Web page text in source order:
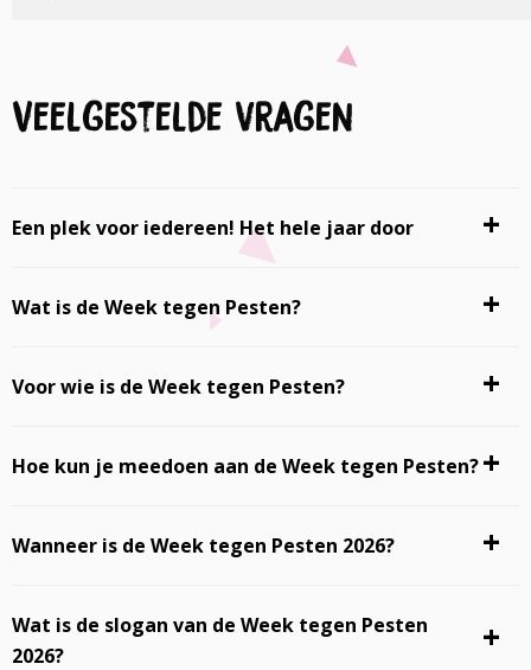
Veelgestelde vragen
Een plek voor iedereen! Het hele jaar door
Wat is de Week tegen Pesten?
Voor wie is de Week tegen Pesten?
Hoe kun je meedoen aan de Week tegen Pesten?
Wanneer is de Week tegen Pesten 2026?
Wat is de slogan van de Week tegen Pesten
2026?